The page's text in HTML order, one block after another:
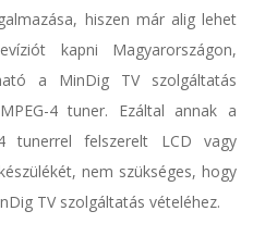
hiszen már alig lehet
kapni Magyarországon,
a MinDig TV szolgáltatás
4 tuner. Ezáltal annak a
tunerrel felszerelt LCD vagy
nem szükséges, hogy
TV szolgáltatás vételéhez.